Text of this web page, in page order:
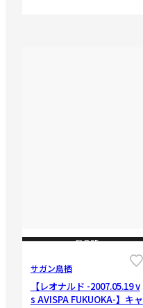
CLOSE
サガン鳥栖
【レオナルド -2007.05.19 v
s AVISPA FUKUOKA-】キャ